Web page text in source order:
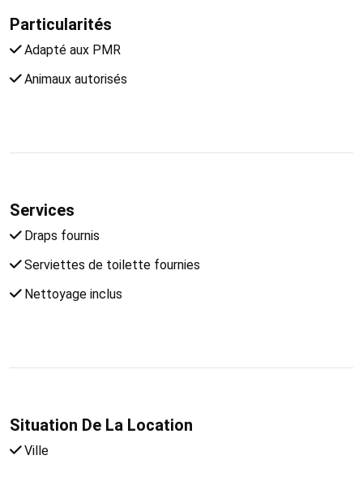
Particularités
Adapté aux PMR
Animaux autorisés
Services
Draps fournis
Serviettes de toilette fournies
Nettoyage inclus
Situation De La Location
Ville